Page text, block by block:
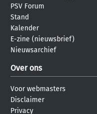
PSV Forum
Stand
Kalender
E-zine (nieuwsbrief)
Nieuwsarchief
Over ons
Voor webmasters
Disclaimer
Privacy